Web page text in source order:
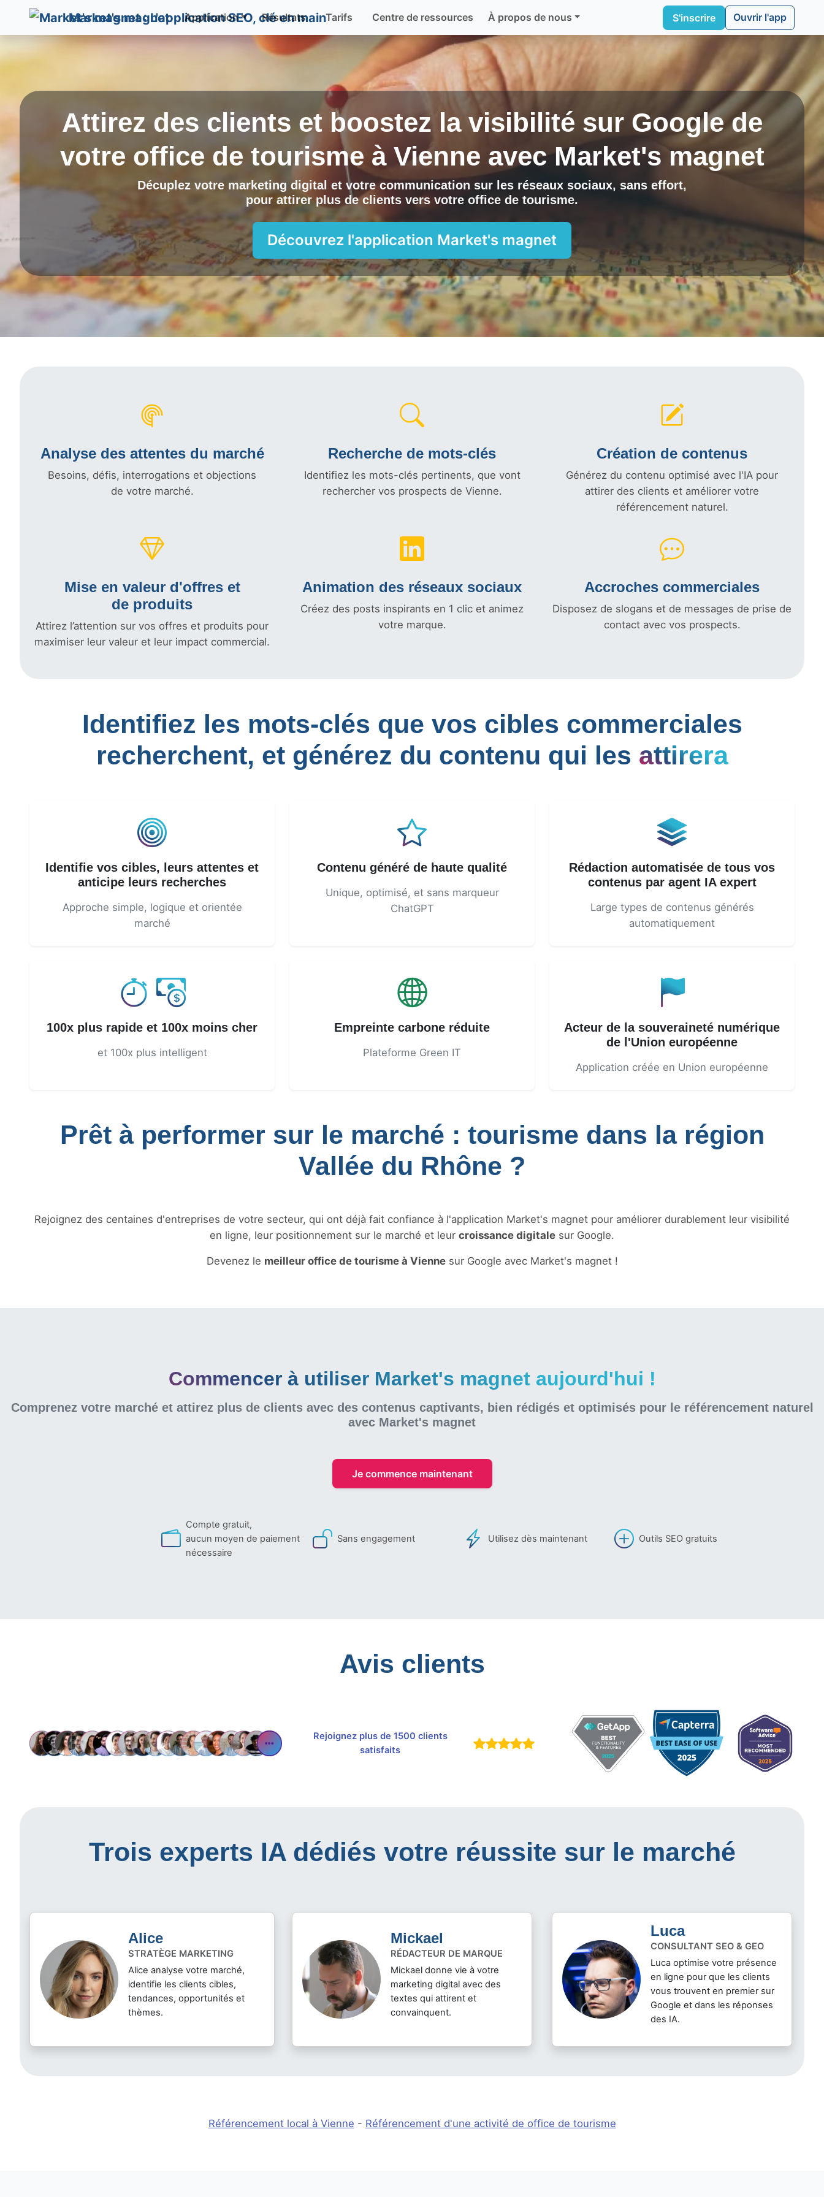
Market's magnet Application Résultats Tarifs Centre de ressources À propos de nous S'inscrire Ouvrir l'app
Attirez des clients et boostez la visibilité sur Google de
votre office de tourisme à Vienne avecMarket's magnet
Décuplez votre marketing digital et votre communication sur les réseaux sociaux, sans effort,
pour attirer plus de clients vers votre office de tourisme.
Découvrez l'application Market's magnet
Analyse des attentes du marché
Besoins, défis, interrogations et objections
de votre marché.
Recherche de mots-clés
Identifiez les mots-clés pertinents, que vont
rechercher vos prospects de Vienne.
Création de contenus
Générez du contenu optimisé avec l'IA pour
attirer des clients et améliorer votre
référencement naturel.
Mise en valeur d'offres et
de produits
Attirez l’attention sur vos offres et produits pour
maximiser leur valeur et leur impact commercial.
Animation des réseaux sociaux
Créez des posts inspirants en 1 clic et animez
votre marque.
Accroches commerciales
Disposez de slogans et de messages de prise de
contact avec vos prospects.
Identifiez les mots-clés que vos cibles commerciales
recherchent, et générez du contenu qui les attirera
Identifie vos cibles, leurs attentes et
anticipe leurs recherches
Approche simple, logique et orientée
marché
Contenu généré de haute qualité
Unique, optimisé, et sans marqueur
ChatGPT
Rédaction automatisée de tous vos
contenus par agent IA expert
Large types de contenus générés
automatiquement
100x plus rapide et 100x moins cher
et 100x plus intelligent
Empreinte carbone réduite
Plateforme Green IT
Acteur de la souveraineté numérique
de l'Union européenne
Application créée en Union européenne
Prêt à performer sur le marché : tourisme dans la région
Vallée du Rhône ?
Rejoignez des centaines d'entreprises de votre secteur, qui ont déjà fait confiance à l'application Market's magnet pour améliorer durablement leur visibilité
en ligne, leur positionnement sur le marché et leur croissance digitale sur Google.
Devenez le meilleur office de tourisme à Viennesur Google avec Market's magnet !
Commencer à utiliser Market's magnet aujourd'hui !
Comprenez votre marché et attirez plus de clients avec des contenus captivants, bien rédigés et optimisés pour le référencement naturel
avec Market's magnet
Je commence maintenant
Compte gratuit,
aucun moyen de paiement
nécessaire
Sans engagement Utilisez dès maintenant Outils SEO gratuits
Avis clients
Rejoignez plus de 1500 clients
satisfaits
Trois experts IA dédiés votre réussite sur le marché
Alice
STRATÈGE MARKETING
Alice analyse votre marché,
identifie les clients cibles,
tendances, opportunités et
thèmes.
Mickael
RÉDACTEUR DE MARQUE
Mickael donne vie à votre
marketing digital avec des
textes qui attirent et
convainquent.
Luca
CONSULTANT SEO & GEO
Luca optimise votre présence
en ligne pour que les clients
vous trouvent en premier sur
Google et dans les réponses
des IA.
Référencement local à Vienne - Référencement d'une activité de office de tourisme